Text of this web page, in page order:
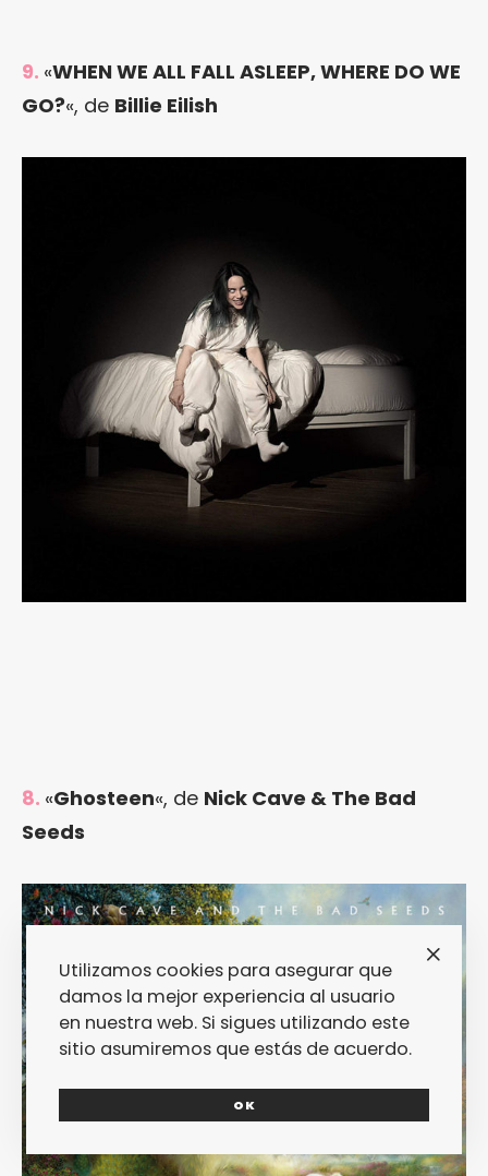
9. «WHEN WE ALL FALL ASLEEP, WHERE DO WE
GO?«, de Billie Eilish
8. «Ghosteen«, de Nick Cave & The Bad
Seeds
Utilizamos cookies para asegurar que
damos la mejor experiencia al usuario
en nuestra web. Si sigues utilizando este
sitio asumiremos que estás de acuerdo.
OK